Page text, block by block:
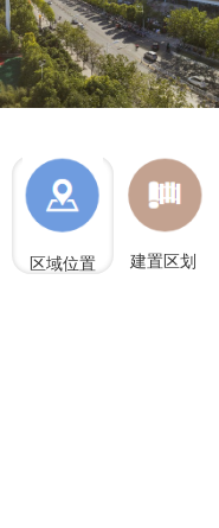
区域位置 建置区划